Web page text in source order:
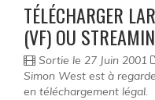
TÉLÉCHARGER
(VF) OU
Sortie le 27 Juin 2001
Simon West est à
en téléchargement légal.